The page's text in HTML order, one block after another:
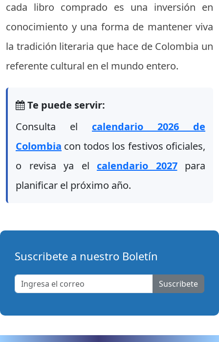
cada libro comprado es una inversión en
conocimiento y una forma de mantener viva
la tradición literaria que hace de Colombia un
referente cultural en el mundo entero.
Te puede servir:
Consulta el calendario 2026 de
Colombia con todos los festivos oficiales,
o revisa ya el calendario 2027para
planificar el próximo año.
Suscribete a nuestro Boletín
Suscribete